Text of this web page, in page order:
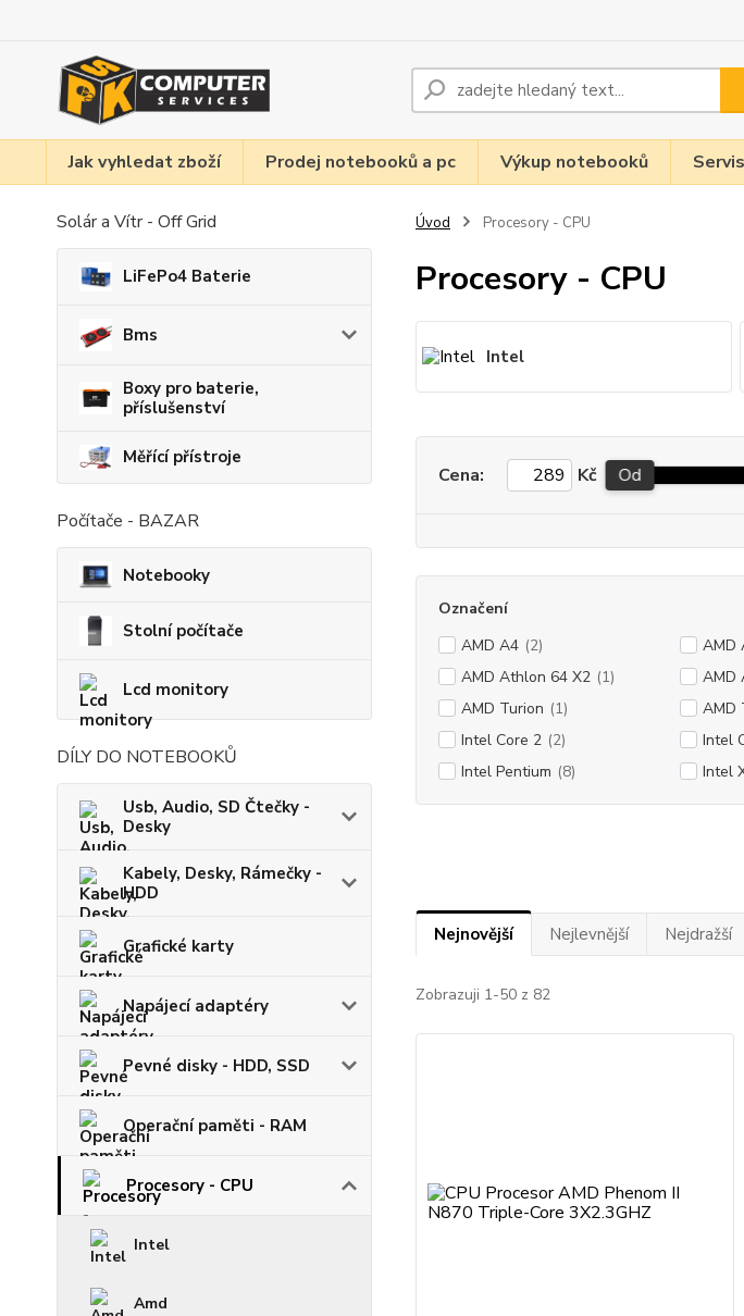
Jak vyhledat zboží Prodej notebooků a pc Výkup notebooků
Solár a Vítr - Off Grid
LiFePo4 Baterie
Bms
Boxy pro baterie,
příslušenství
Měřící přístroje
Počítače - BAZAR
Notebooky
Stolní počítače
Lcd monitory
DÍLY DO NOTEBOOKŮ
Usb, Audio, SD Čtečky -
Desky
Kabely, Desky, Rámečky -
HDD
Grafické karty
Napájecí adaptéry
Pevné disky - HDD, SSD
Operační paměti - RAM
Procesory - CPU
Intel
Amd
Úvod Procesory - CPU
Procesory - CPU
Intel
Cena: Kč Od
Označení
AMD A4 (2) AMD
AMD Athlon 64 X2 (1) AMD
AMD Turion (1) AMD
Intel Core 2 (2) Intel
Intel Pentium (8) Intel
Nejnovější Nejlevnější Nejdražší
Zobrazuji 1-50 z 82